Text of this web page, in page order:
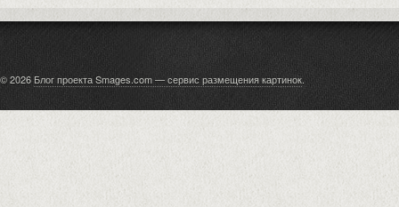
© 2026 Блог проекта Smages.com — сервис размещения картинок.